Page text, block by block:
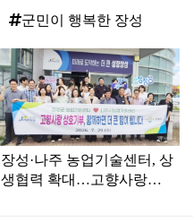
군민이 행복한 장성
장성·나주 농업기술센터, 상
생협력 확대…고향사랑기